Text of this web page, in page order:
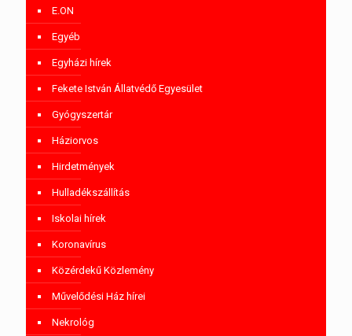
E.ON
Egyéb
Egyházi hírek
Fekete István Állatvédő Egyesület
Gyógyszertár
Háziorvos
Hirdetmények
Hulladékszállítás
Iskolai hírek
Koronavírus
Közérdekű Közlemény
Művelődési Ház hírei
Nekrológ